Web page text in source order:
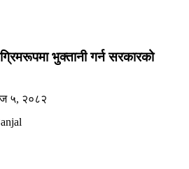
भुक्तानी गर्न सरकारको
५, २०८२